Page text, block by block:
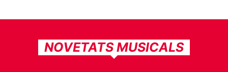
NOVETATS MUSICALS